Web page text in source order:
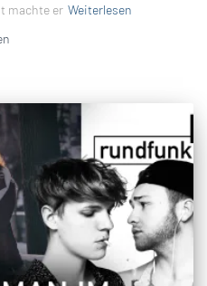
machte er Weiterlesen